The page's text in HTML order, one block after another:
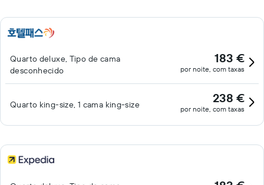
Quarto deluxe, Tipo de cama
desconhecido
183 €
por noite, com taxas
Quarto king-size, 1 cama king-size 238 €
por noite, com taxas